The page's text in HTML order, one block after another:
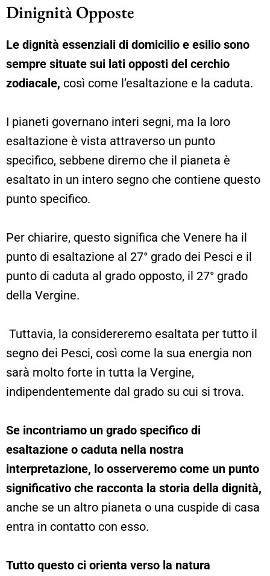
Dinignità Opposte
Le dignità essenziali di domicilio e esilio sono
sempre situate sui lati opposti del cerchio
zodiacale, così come l’esaltazione e la caduta.
I pianeti governano interi segni, ma la loro
esaltazione è vista attraverso un punto
specifico, sebbene diremo che il pianeta è
esaltato in un intero segno che contiene questo
punto specifico.
Per chiarire, questo significa che Venere ha il
punto di esaltazione al 27° grado dei Pesci e il
punto di caduta al grado opposto, il 27° grado
della Vergine.
Tuttavia, la considereremo esaltata per tutto il
segno dei Pesci, così come la sua energia non
sarà molto forte in tutta la Vergine,
indipendentemente dal grado su cui si trova.
Se incontriamo un grado specifico di
esaltazione o caduta nella nostra
interpretazione, lo osserveremo come un punto
significativo che racconta la storia della dignità,
anche se un altro pianeta o una cuspide di casa
entra in contatto con esso.
Tutto questo ci orienta verso la natura